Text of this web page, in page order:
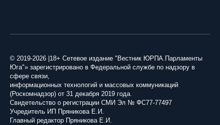
© 2019-2026 |18+ Сетевое издание "Вестник ЮРПА.Парламенты
Юга"» зарегистрировано в Федеральной службе по надзору в
сфере связи,
информационных технологий и массовых коммуникаций
(Роскомнадзор) от 31 декабря 2019 года.
Свидетельство о регистрации СМИ Эл № ФС77-77497
Учредитель ИП Пряникова Е.И.
Главный редактор Пряникова Е.И.